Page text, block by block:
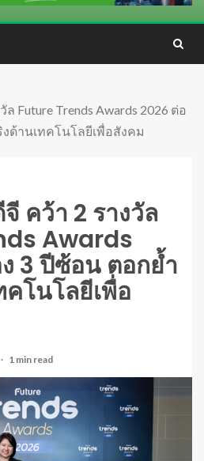
Future Trends Awards 2026 ต่อ
ด้านเทคโนโลยีเพื่อสังคม
คว้า 2 รางวัล
Awards
3 ปีซ้อน ตอกย้ำ
โนโลยีเพื่อ
1 min read